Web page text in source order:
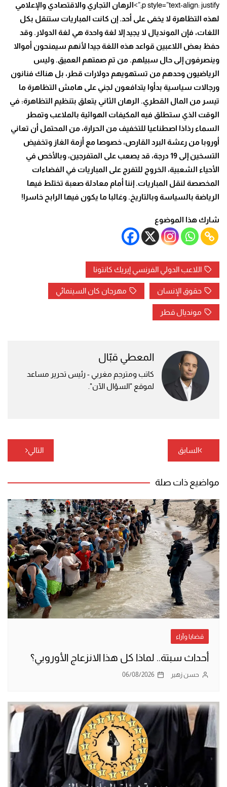
p style=”text-align: justify;”>
الرهان التجاري والاقتصادي والإعلامي
لهذه التظاهرة لا يخفى على أحد. إن كانت المباريات ستنقل بكل
اللغات، فإن المونديال لا يجيد إلا لغة واحدة هي لغة الدولار. وقد
حفظ بعض اللاعبين قواعد هذه اللغة جيدا لأنهم سيمنحون أموالا
وينصرفون إلى حال سبيلهم. من تم صمتهم العميق. وليس
الرياضيون وحدهم من تستهويهم دولارات قطر، بل هناك فنانون
ورجالات سياسية بدأوا يتدافعون لجني على هامش التظاهرة ما
تيسر من المال القطري. الرهان الثاني يتعلق بتنظيم التظاهرة: في
الوقت الذي ستطلق فيه المكيفات الهوائية بالملاعب وتمطر
السماء رذاذا اصطناعيا للتخفيف من الحرارة، من المحتمل أن تعاني
أوروبا من رعشة البرد القارص، خصوصا مع أزمة الغاز وتخفيض
التسخين إلى 19 درجة، قد يصعب على المتفرجين، وبالأخص في
الأحياء الشعبية، الخروج للتفرج على المباريات في الفضاءات
المخصصة لنقل المباريات. إننا أمام معادلة صعبة تختلط فيها
الرياضة بالسياسة وبالتاريخ. وغالبا ما يكون فيها الرابح خاسرا!
شارك هذا الموضوع
اللاعب الدولي الفرنسي إيريك كانتونا
حقوق الإنسان مهرجان كان السينمائي
مونديال قطر
المعطي قبّال
كاتب ومترجم مغربي - رئيس تحرير مساعد
لموقع "السؤال الآن".
تصفّح
المقالات
السابق التالي
مواضيع ذات صلة
قضايا وآراء
أحداث سبتة.. لماذا كل هذا الانزعاج الأوروبي؟
حسن زهير 06/08/2026